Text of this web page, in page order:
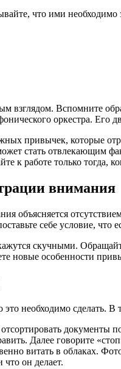
что ими
взглядом. Вспомните
оркестра.
привычек, которые
стать
к работе только тогда,
внимания
объясняется
себе условие,
скучными.
новые особенности
необходимо сделать.
документы
Далее говорите
витать в облаках.
что он делает.